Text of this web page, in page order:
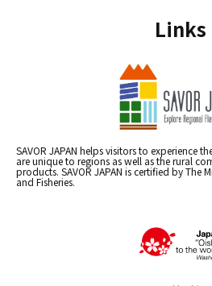
Links
SAVOR JAPAN helps visitors to experience
are unique to regions as well as the rural
products. SAVOR JAPAN is certified by The
and Fisheries.